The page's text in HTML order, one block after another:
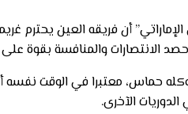
أن فريقه العين يحترم
الانتصارات والمنافسة بقوة
حماس، معتبرا في الوقت
الآخرى.